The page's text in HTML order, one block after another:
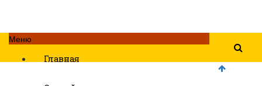
Меню
Главная